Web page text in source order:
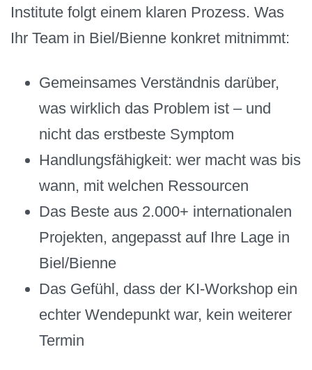
Institute folgt einem klaren Prozess. Was
Ihr Team in Biel/Bienne konkret mitnimmt:
Gemeinsames Verständnis darüber,
was wirklich das Problem ist – und
nicht das erstbeste Symptom
Handlungsfähigkeit: wer macht was bis
wann, mit welchen Ressourcen
Das Beste aus 2.000+ internationalen
Projekten, angepasst auf Ihre Lage in
Biel/Bienne
Das Gefühl, dass der KI-Workshop ein
echter Wendepunkt war, kein weiterer
Termin